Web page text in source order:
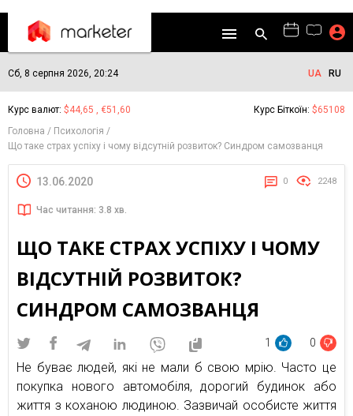
Сб, 8 серпня 2026, 20:24 UA RU
Курс валют: $44,65 , €51,60 Курс Біткоїн: $65108
Головна
Психологія
Що таке страх успіху і чому відсутній розвиток? Cиндром самозванця
13.06.2020 0 2248
Час читання: 3.8 хв.
ЩО ТАКЕ СТРАХ УСПІХУ І ЧОМУ
ВІДСУТНІЙ РОЗВИТОК?
CИНДРОМ САМОЗВАНЦЯ
1 0
Не буває людей, які не мали б свою мрію. Часто це
покупка нового автомобіля, дорогий будинок або
життя з коханою людиною. Зазвичай особисте життя